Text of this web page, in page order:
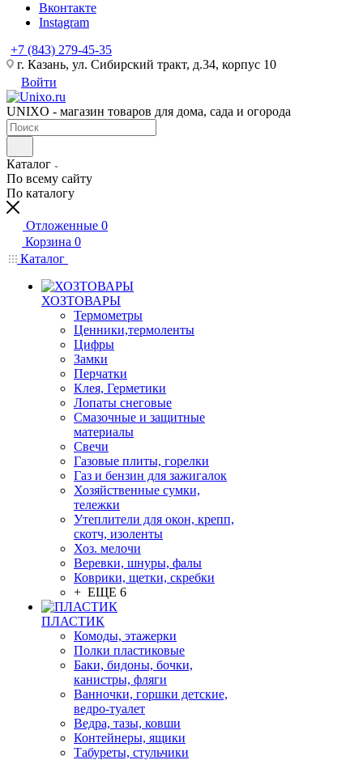
Вконтакте
Instagram
+7 (843) 279-45-35
г. Казань, ул. Сибирский тракт, д.34, корпус 10
Войти
UNIXO - магазин товаров для дома, сада и огорода
Каталог
По всему сайту
По каталогу
Отложенные 0
Корзина 0
Каталог
ХОЗТОВАРЫ
Термометры
Ценники,термоленты
Цифры
Замки
Перчатки
Клея, Герметики
Лопаты снеговые
Смазочные и защитные
материалы
Свечи
Газовые плиты, горелки
Газ и бензин для зажигалок
Хозяйственные сумки,
тележки
Утеплители для окон, крепп,
скотч, изоленты
Хоз. мелочи
Веревки, шнуры, фалы
Коврики, щетки, скребки
+ ЕЩЕ 6
ПЛАСТИК
Комоды, этажерки
Полки пластиковые
Баки, бидоны, бочки,
канистры, фляги
Ванночки, горшки детские,
ведро-туалет
Ведра, тазы, ковши
Контейнеры, ящики
Табуреты, стульчики